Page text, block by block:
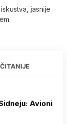
jasnije
Avioni